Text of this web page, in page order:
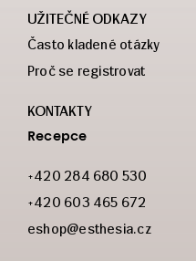
UŽITEČNÉ ODKAZY
Často kladené otázky
Proč se registrovat
KONTAKTY
Recepce
+420 284 680 530
+420 603 465 672
eshop@esthesia.cz